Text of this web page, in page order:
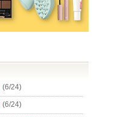
(6/24)
(6/24)